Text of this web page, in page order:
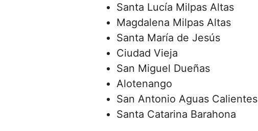
Santa Lucía Milpas Altas
Magdalena Milpas Altas
Santa María de Jesús
Ciudad Vieja
San Miguel Dueñas
Alotenango
San Antonio Aguas Calientes
Santa Catarina Barahona